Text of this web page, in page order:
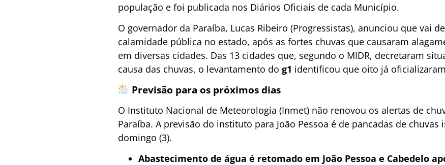
população e foi publicada nos Diários Oficiais de cada Município.
O governador da Paraíba, Lucas Ribeiro (Progressistas), anunciou que vai
calamidade pública no estado, após as fortes chuvas que causaram
em diversas cidades. Das 13 cidades que, segundo o MIDR, decretaram
causa das chuvas, o levantamento do g1 identificou que oito já
Previsão para os próximos dias
O Instituto Nacional de Meteorologia (Inmet) não renovou os alertas de
Paraíba. A previsão do instituto para João Pessoa é de pancadas de
domingo (3).
Abastecimento de água é retomado em João Pessoa e Cabedelo